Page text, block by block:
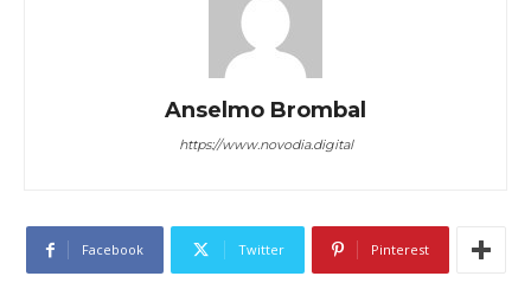
Anselmo Brombal
https://www.novodia.digital
Facebook Twitter Pinterest